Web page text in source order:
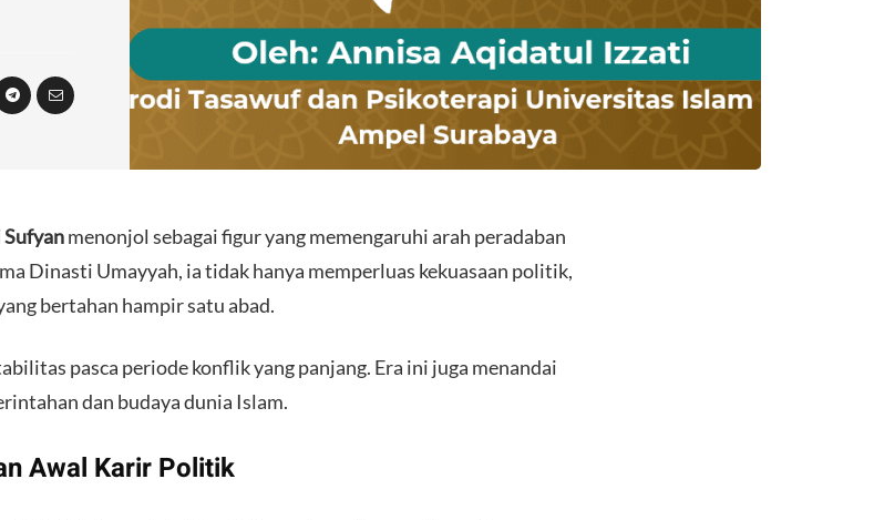
Sufyanmenonjol sebagai figur yang memengaruhi arah peradaban
Dinasti Umayyah, ia tidak hanya memperluas kekuasaan politik,
bertahan hampir satu abad.
pasca periode konflik yang panjang. Era ini juga menandai
dan budaya dunia Islam.
Awal Karir Politik